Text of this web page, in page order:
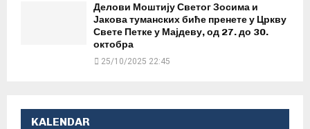
Делови Моштију Светог Зосима и
Јакова туманских биће пренете у Цркву
Свете Петке у Мајдеву, од 27. до 30.
октобра
25/10/2025 22:45
KALENDAR